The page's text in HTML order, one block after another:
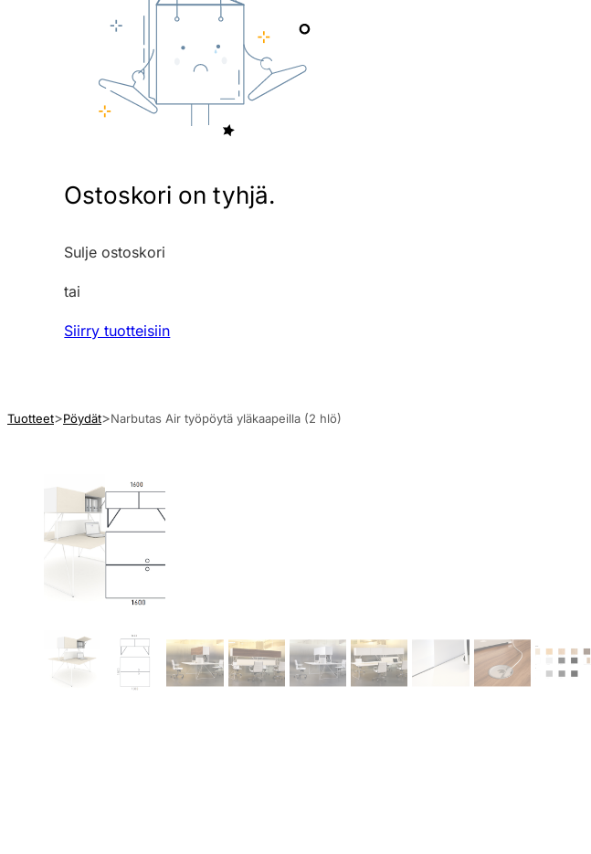
Ostoskori on tyhjä.
Sulje ostoskori
tai
Siirry tuotteisiin
Tuotteet Pöydät Narbutas Air työpöytä yläkaapeilla (2 hlö)